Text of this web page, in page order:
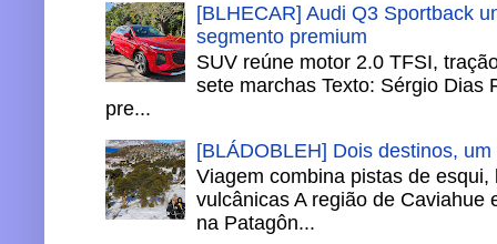
[BLHECAR] Audi Q3 Sportback
segmento premium
SUV reúne motor 2.0 TFSI,
sete marchas Texto: Sérgio Dias
pre...
[BLÁDOBLEH] Dois destinos,
Viagem combina pistas de
vulcânicas A região de Caviahue
na Patagôn...